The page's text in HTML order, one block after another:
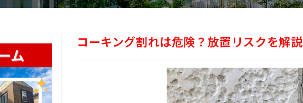
コーキング割れは危険？放置リスクを解説